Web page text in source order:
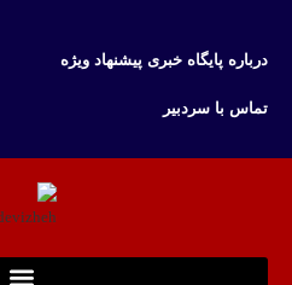
درباره پایگاه خبری پیشنهاد ویژه
تماس با سردبیر